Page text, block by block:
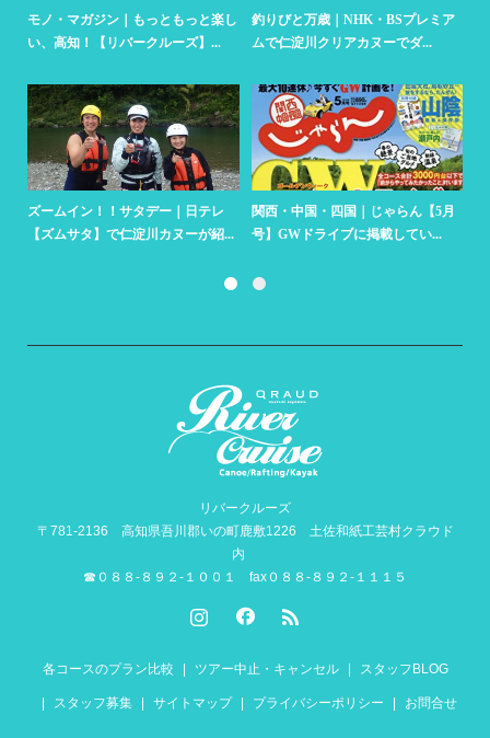
モノ・マガジン｜もっともっと楽し
い、高知！【リバークルーズ】...
釣りびと万歳｜NHK・BSプレミア
ムで仁淀川クリアカヌーでダ...
ズームイン！！サタデー｜日テレ
【ズムサタ】で仁淀川カヌーが紹...
関西・中国・四国｜じゃらん【5月
号】GWドライブに掲載してい...
リバークルーズ
〒781-2136 高知県吾川郡いの町鹿敷1226 土佐和紙工芸村クラウド
内
☎０８８-８９２-１００１ fax０８８-８９２-１１１５
各コースのプラン比較 ツアー中止・キャンセル スタッフBLOG
スタッフ募集 サイトマップ プライバシーポリシー お問合せ